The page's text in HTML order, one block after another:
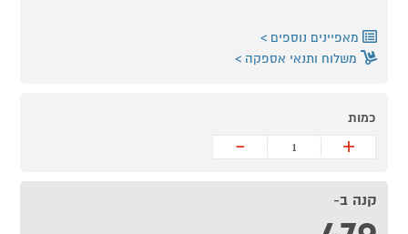
מאפיינים נוספים
משלוח ותנאי אספקה
כמות
+
-
קנה ב-